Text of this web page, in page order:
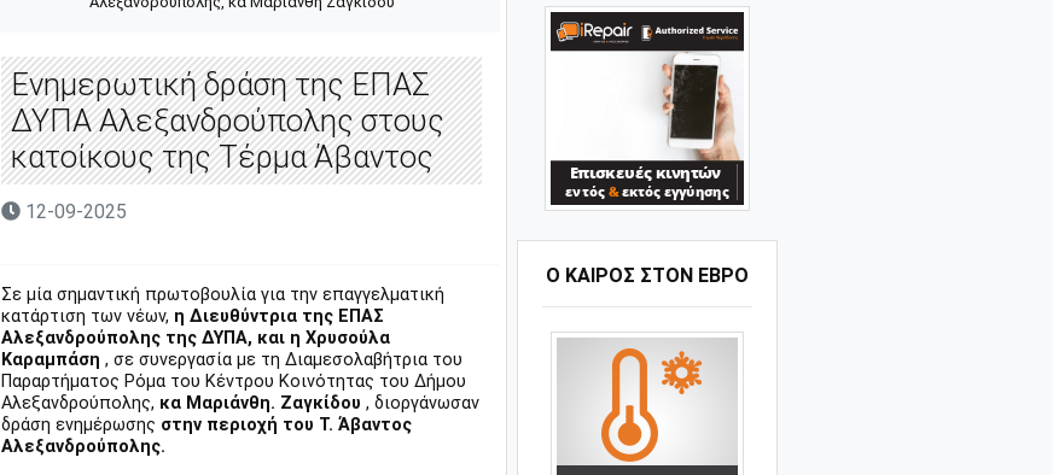
Ενημερωτική δράση της ΕΠΑΣ
ΔΥΠΑ Αλεξανδρούπολης στους
κατοίκους της Τέρμα Άβαντος
12-09-2025
Σε μία σημαντική πρωτοβουλία για την επαγγελματική
κατάρτιση των νέων, η Διευθύντρια της ΕΠΑΣ
Αλεξανδρούπολης της ΔΥΠΑ, και η Χρυσούλα
Καραμπάση , σε συνεργασία με τη Διαμεσολαβήτρια του
Παραρτήματος Ρόμα του Κέντρου Κοινότητας του Δήμου
Αλεξανδρούπολης, κα Μαριάνθη. Ζαγκίδου , διοργάνωσαν
δράση ενημέρωσης στην περιοχή του Τ. Άβαντος
Αλεξανδρούπολης.
Ο ΚΑΙΡΟΣ ΣΤΟΝ ΕΒΡΟ